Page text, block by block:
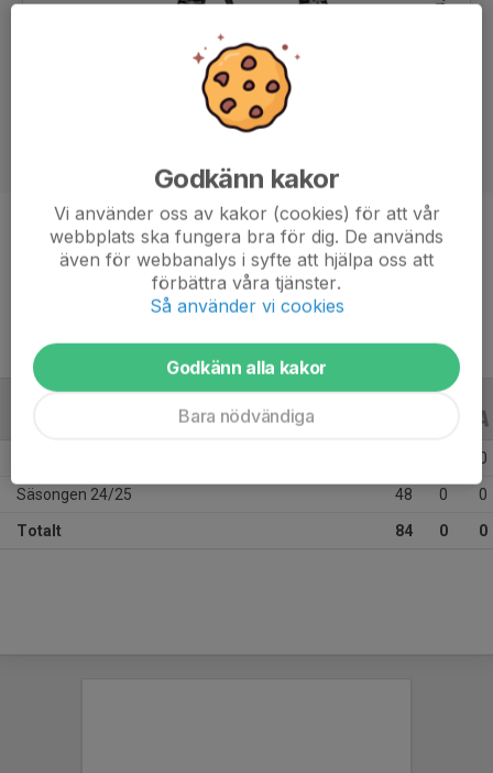
Position
Back
14 år
ALLA ÅR
0
Säsongen 24/25 48 0 0
Totalt 84 0 0
Godkänn kakor
Vi använder oss av kakor (cookies) för att vår
webbplats ska fungera bra för dig. De används
även för webbanalys i syfte att hjälpa oss att
förbättra våra tjänster.
Så använder vi cookies
Godkänn alla kakor
Bara nödvändiga